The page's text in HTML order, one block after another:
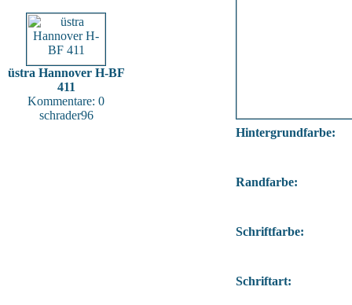
üstra Hannover H-BF
411
Kommentare: 0
schrader96
Hintergrundfarbe:
Randfarbe:
Schriftfarbe:
Schriftart: